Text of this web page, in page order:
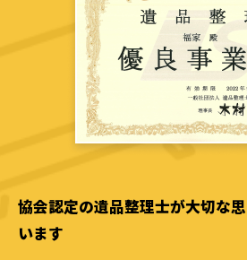
協会認定の遺品整理士が大切な
います